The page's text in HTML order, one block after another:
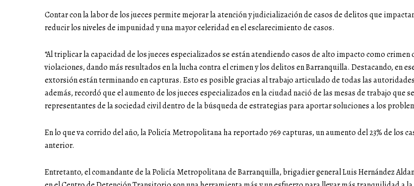
Contar con la labor de los jueces permite mejorar la atención y judicialización de casos de delitos que
reducir los niveles de impunidad y una mayor celeridad en el esclarecimiento de casos.
“Al triplicar la capacidad de los jueces especializados se están atendiendo casos de alto impacto como
violaciones, dando más resultados en la lucha contra el crimen y los delitos en Barranquilla. Destacando, en
extorsión están terminando en capturas. Esto es posible gracias al trabajo articulado de todas las
además, recordó que el aumento de los jueces especializados en la ciudad nació de las mesas de trabajo que
representantes de la sociedad civil dentro de la búsqueda de estrategias para aportar soluciones a los
En lo que va corrido del año, la Policía Metropolitana ha reportado 769 capturas, un aumento del 23% de los
anterior.
Entretanto, el comandante de la Policía Metropolitana de Barranquilla, brigadier general Luis Hernández